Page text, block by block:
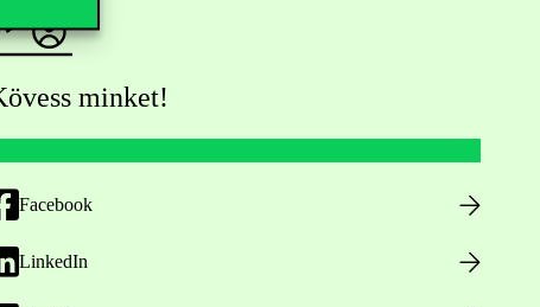
minket!
Facebook
LinkedIn